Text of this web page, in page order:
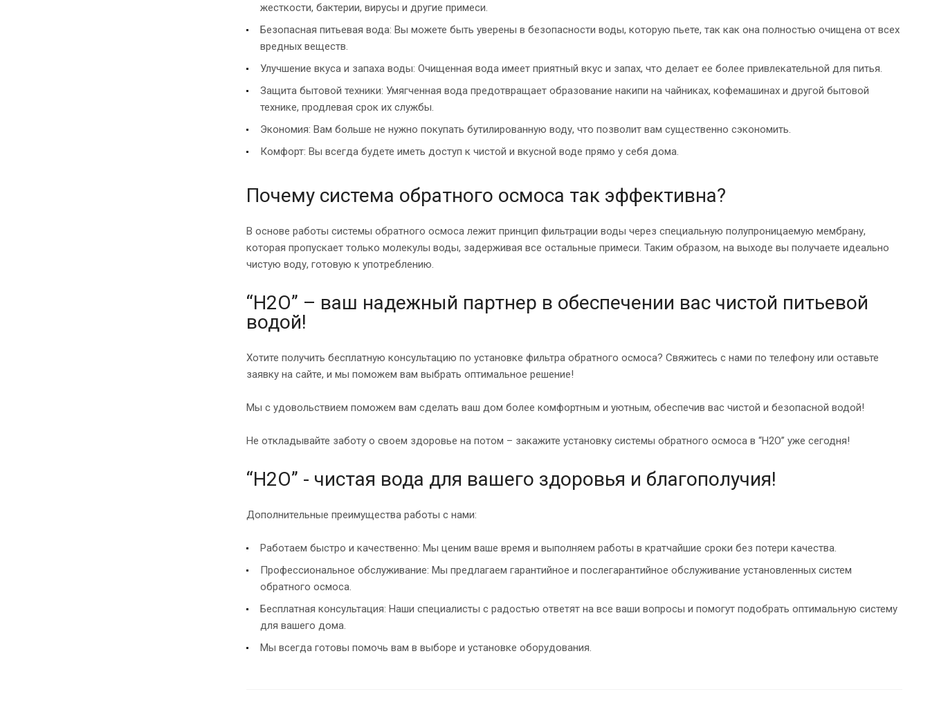
жесткости, бактерии, вирусы и другие примеси.
Безопасная питьевая вода: Вы можете быть уверены в безопасности воды, которую пьете, так как она полностью очищена от всех
вредных веществ.
Улучшение вкуса и запаха воды: Очищенная вода имеет приятный вкус и запах, что делает ее более привлекательной для питья.
Защита бытовой техники: Умягченная вода предотвращает образование накипи на чайниках, кофемашинах и другой бытовой
технике, продлевая срок их службы.
Экономия: Вам больше не нужно покупать бутилированную воду, что позволит вам существенно сэкономить.
Комфорт: Вы всегда будете иметь доступ к чистой и вкусной воде прямо у себя дома.
Почему система обратного осмоса так эффективна?
В основе работы системы обратного осмоса лежит принцип фильтрации воды через специальную полупроницаемую мембрану,
которая пропускает только молекулы воды, задерживая все остальные примеси. Таким образом, на выходе вы получаете идеально
чистую воду, готовую к употреблению.
“H2O” – ваш надежный партнер в обеспечении вас чистой питьевой
водой!
Хотите получить бесплатную консультацию по установке фильтра обратного осмоса? Свяжитесь с нами по телефону или оставьте
заявку на сайте, и мы поможем вам выбрать оптимальное решение!
Мы с удовольствием поможем вам сделать ваш дом более комфортным и уютным, обеспечив вас чистой и безопасной водой!
Не откладывайте заботу о своем здоровье на потом – закажите установку системы обратного осмоса в “H2O” уже сегодня!
“H2O” - чистая вода для вашего здоровья и благополучия!
Дополнительные преимущества работы с нами:
Работаем быстро и качественно: Мы ценим ваше время и выполняем работы в кратчайшие сроки без потери качества.
Профессиональное обслуживание: Мы предлагаем гарантийное и послегарантийное обслуживание установленных систем
обратного осмоса.
Бесплатная консультация: Наши специалисты с радостью ответят на все ваши вопросы и помогут подобрать оптимальную систему
для вашего дома.
Мы всегда готовы помочь вам в выборе и установке оборудования.